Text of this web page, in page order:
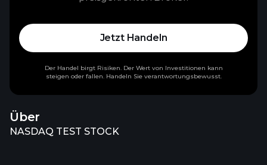
Über
NASDAQ TEST STOCK
Jetzt Handeln
Der Handel birgt Risiken. Der Wert von Investitionen kann
steigen oder fallen. Handeln Sie verantwortungsbewusst.